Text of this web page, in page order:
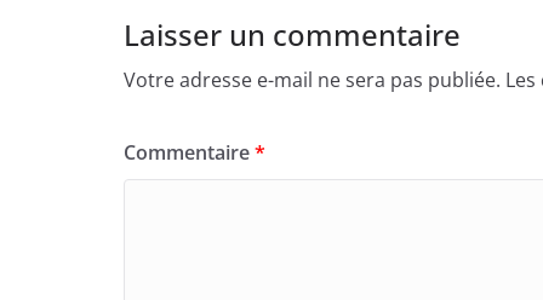
Laisser un commentaire
Votre adresse e-mail ne sera pas publiée.
Commentaire*